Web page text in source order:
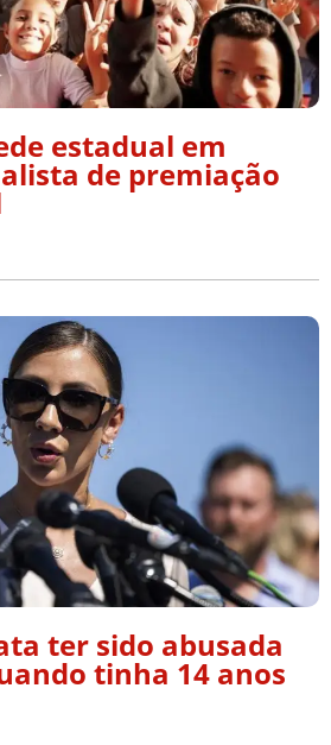
estadual em
de premiação
ter sido abusada
tinha 14 anos